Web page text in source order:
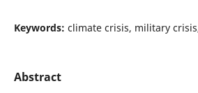
Keywords: climate crisis, military
Abstract